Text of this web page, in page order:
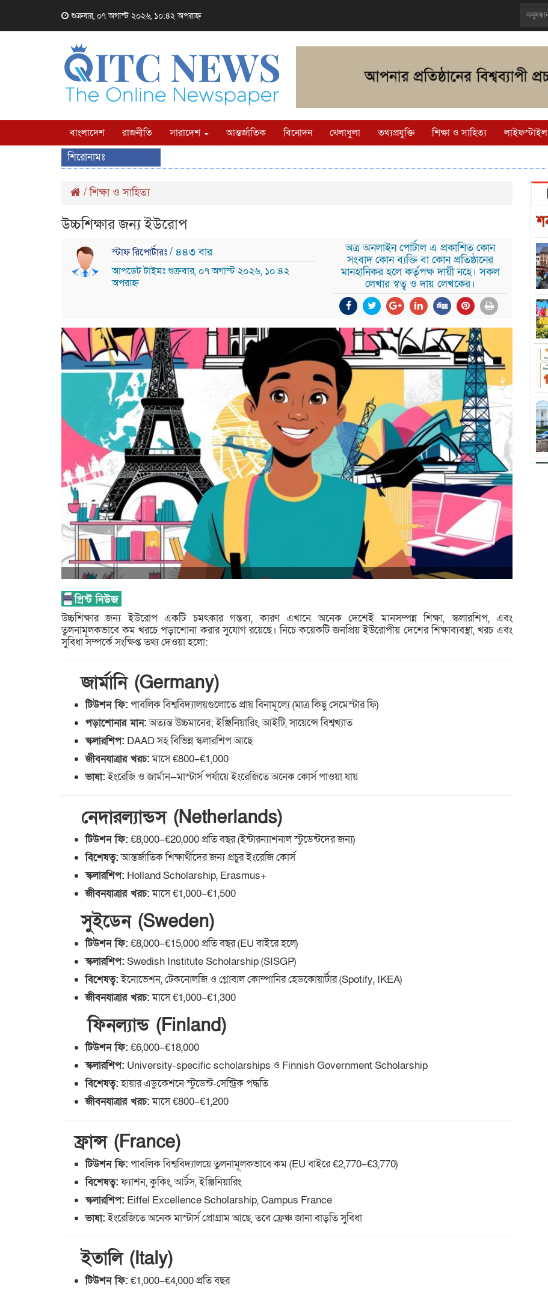
শুক্রবার, ০৭ অগাস্ট ২০২৬, ১০:৪২ অপরাহ্ন
বাংলাদেশ রাজনীতি সারাদেশ আন্তর্জাতিক বিনোদন খেলাধুলা তথ্যপ্রযুক্তি শিক্ষা ও সাহিত্য লাইফস্টাইল
শিরোনামঃ
/শিক্ষা ও সাহিত্য
উচ্চশিক্ষার জন্য ইউরোপ
স্টাফ রিপোর্টারঃ/ ৪৪৩ বার
আপডেট টাইমঃ শুক্রবার, ০৭ অগাস্ট ২০২৬, ১০:৪২
অপরাহ্ন
অত্র অনলাইন পোর্টাল এ প্রকাশিত কোন
সংবাদ কোন ব্যক্তি বা কোন প্রতিষ্ঠানের
মানহানিকর হলে কর্তৃপক্ষ দায়ী নহে। সকল
লেখার স্বত্ব ও দায় লেখকের।
উচ্চশিক্ষার জন্য ইউরোপ একটি চমৎকার গন্তব্য, কারণ এখানে অনেক দেশেই মানসম্পন্ন শিক্ষা, স্কলারশিপ, এবং
তুলনামূলকভাবে কম খরচে পড়াশোনা করার সুযোগ রয়েছে। নিচে কয়েকটি জনপ্রিয় ইউরোপীয় দেশের শিক্ষাব্যবস্থা, খরচ এবং
সুবিধা সম্পর্কে সংক্ষিপ্ত তথ্য দেওয়া হলো:
জার্মানি (Germany)
টিউশন ফি: পাবলিক বিশ্ববিদ্যালয়গুলোতে প্রায় বিনামূল্যে (মাত্র কিছু সেমেস্টার ফি)
পড়াশোনার মান:অত্যন্ত উচ্চমানের; ইঞ্জিনিয়ারিং, আইটি, সায়েন্সে বিশ্বখ্যাত
স্কলারশিপ: DAAD সহ বিভিন্ন স্কলারশিপ আছে
জীবনযাত্রার খরচ:মাসে €800–€1,000
ভাষা:ইংরেজি ও জার্মান—মাস্টার্স পর্যায়ে ইংরেজিতে অনেক কোর্স পাওয়া যায়
নেদারল্যান্ডস (Netherlands)
টিউশন ফি: €8,000–€20,000 প্রতি বছর (ইন্টারন্যাশনাল স্টুডেন্টদের জন্য)
বিশেষত্ব:আন্তর্জাতিক শিক্ষার্থীদের জন্য প্রচুর ইংরেজি কোর্স
স্কলারশিপ: Holland Scholarship, Erasmus+
জীবনযাত্রার খরচ:মাসে €1,000–€1,500
সুইডেন (Sweden)
টিউশন ফি: €8,000–€15,000 প্রতি বছর (EU বাইরে হলে)
স্কলারশিপ: Swedish Institute Scholarship (SISGP)
বিশেষত্ব:ইনোভেশন, টেকনোলজি ও গ্লোবাল কোম্পানির হেডকোয়ার্টার (Spotify, IKEA)
জীবনযাত্রার খরচ:মাসে €1,000–€1,300
ফিনল্যান্ড (Finland)
টিউশন ফি: €6,000–€18,000
স্কলারশিপ: University-specific scholarships ও Finnish Government Scholarship
বিশেষত্ব:হায়ার এডুকেশনে স্টুডেন্ট-সেন্ট্রিক পদ্ধতি
জীবনযাত্রার খরচ:মাসে €800–€1,200
ফ্রান্স (France)
টিউশন ফি: পাবলিক বিশ্ববিদ্যালয়ে তুলনামূলকভাবে কম (EU বাইরে €2,770–€3,770)
বিশেষত্ব:ফ্যাশন, কুকিং, আর্টস, ইঞ্জিনিয়ারিং
স্কলারশিপ: Eiffel Excellence Scholarship, Campus France
ভাষা:ইংরেজিতে অনেক মাস্টার্স প্রোগ্রাম আছে, তবে ফ্রেঞ্চ জানা বাড়তি সুবিধা
ইতালি (Italy)
টিউশন ফি: €1,000–€4,000 প্রতি বছর